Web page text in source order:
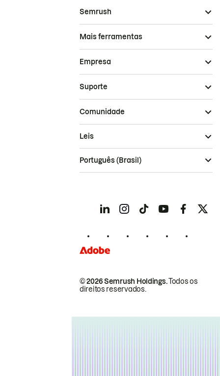
Semrush
Mais ferramentas
Empresa
Suporte
Comunidade
© 2026 Semrush Holdings.Todos os
direitos reservados.
Leis
Português (Brasil)